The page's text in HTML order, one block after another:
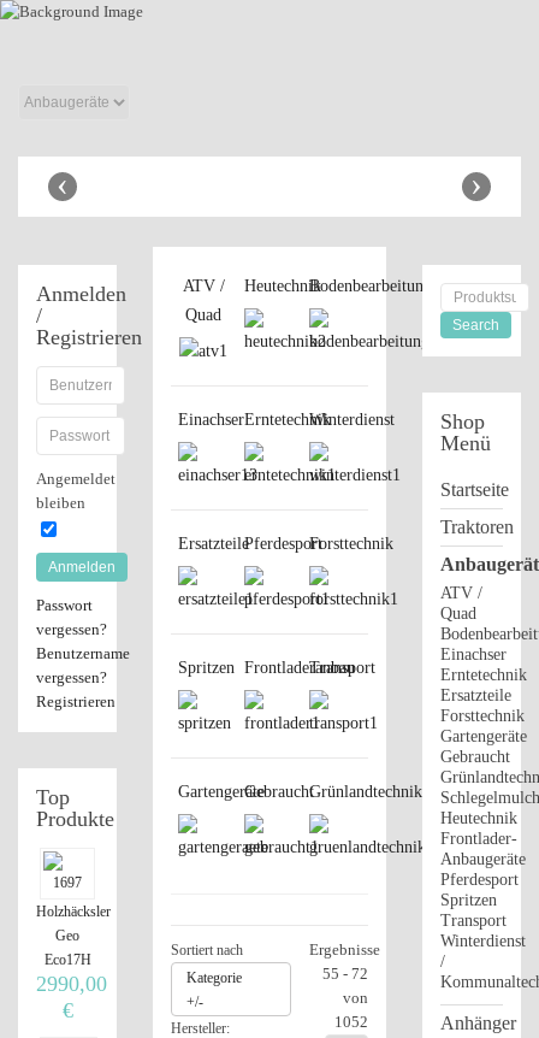
Shop
›
‹
ATV /
Quad
HeutechnikBodenbearbeitung
EinachserErntetechnikWinterdienst
ErsatzteilePferdesportForsttechnik
Spritzen Frontladeranbau
Transport
GartengeräteGebrauchtGrünlandtechnik
Sortiert nach
Kategorie
+/-
Hersteller:
Ergebnisse
55 - 72
von
1052
Anmelden
/
Registrieren
Angemeldet
bleiben
Anmelden
Passwort
vergessen?
Benutzername
vergessen?
Registrieren
Top
Produkte
Holzhäcksler
Geo
Eco17H
2990,00
€
Shop
Menü
Startseite
Traktoren
ATV /
Quad
Einachser
Erntetechnik
Ersatzteile
Forsttechnik
Gartengeräte
Gebraucht
Heutechnik
Frontlader-
Anbaugeräte
Pferdesport
Spritzen
Transport
Winterdienst
/
Anhänger